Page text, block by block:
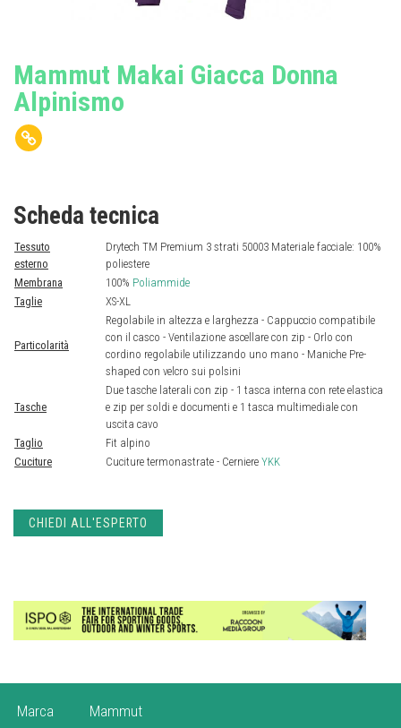
Mammut Makai Giacca Donna
Alpinismo
Scheda tecnica
Tessuto
esterno
Drytech TM Premium 3 strati 50003 Materiale facciale: 100%
poliestere
Membrana
100% Poliammide
Taglie
XS-XL
Particolarità
Regolabile in altezza e larghezza - Cappuccio compatibile
con il casco - Ventilazione ascellare con zip - Orlo con
cordino regolabile utilizzando uno mano - Maniche Pre-
shaped con velcro sui polsini
Tasche
Due tasche laterali con zip - 1 tasca interna con rete elastica
e zip per soldi e documenti e 1 tasca multimediale con
uscita cavo
Taglio
Fit alpino
Cuciture
Cuciture termonastrate - Cerniere YKK
CHIEDI ALL'ESPERTO
Marca
Mammut